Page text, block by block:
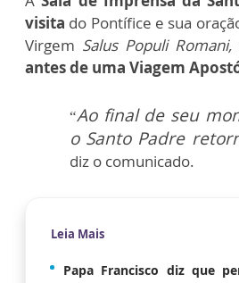
visita do Pontífice e sua
Virgem Salus Populi Romani,
antes de uma Viagem
“Ao final de seu
o Santo Padre
diz o comunicado.
Leia Mais
Papa Francisco diz que